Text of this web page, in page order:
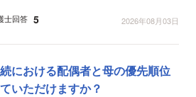
士回答 5 2026年08月03日
における配偶者と母の優先順位
いただけますか？